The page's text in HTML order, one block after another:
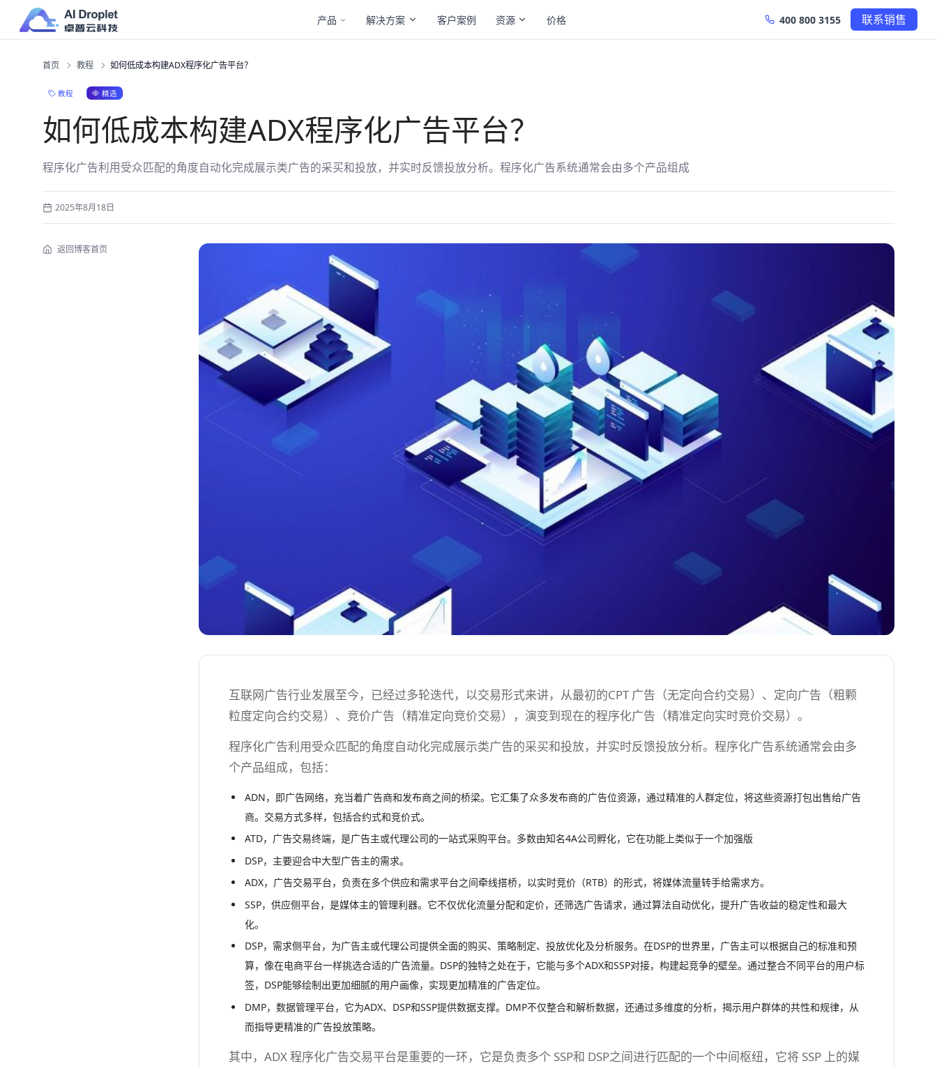
产品 解决方案 客户案例 资源 价格 400 800 3155 联系销售
首页 教程 如何低成本构建ADX程序化广告平台？
教程 精选
如何低成本构建ADX程序化广告平台？
程序化广告利用受众匹配的角度自动化完成展示类广告的采买和投放，并实时反馈投放分析。程序化广告系统通常会由多个产品组成
2025年8月18日
返回博客首页
互联网广告行业发展至今，已经过多轮迭代，以交易形式来讲，从最初的CPT 广告（无定向合约交易）、定向广告（粗颗
粒度定向合约交易）、竞价广告（精准定向竞价交易），演变到现在的程序化广告（精准定向实时竞价交易）。
程序化广告利用受众匹配的角度自动化完成展示类广告的采买和投放，并实时反馈投放分析。程序化广告系统通常会由多
个产品组成，包括：
ADN，即广告网络，充当着广告商和发布商之间的桥梁。它汇集了众多发布商的广告位资源，通过精准的人群定位，将这些资源打包出售给广告
商。交易方式多样，包括合约式和竞价式。
ATD，广告交易终端，是广告主或代理公司的一站式采购平台。多数由知名4A公司孵化，它在功能上类似于一个加强版
DSP，主要迎合中大型广告主的需求。
ADX，广告交易平台，负责在多个供应和需求平台之间牵线搭桥，以实时竞价（RTB）的形式，将媒体流量转手给需求方。
SSP，供应侧平台，是媒体主的管理利器。它不仅优化流量分配和定价，还筛选广告请求，通过算法自动优化，提升广告收益的稳定性和最大
化。
DSP，需求侧平台，为广告主或代理公司提供全面的购买、策略制定、投放优化及分析服务。在DSP的世界里，广告主可以根据自己的标准和预
算，像在电商平台一样挑选合适的广告流量。DSP的独特之处在于，它能与多个ADX和SSP对接，构建起竞争的壁垒。通过整合不同平台的用户标
签，DSP能够绘制出更加细腻的用户画像，实现更加精准的广告定位。
DMP，数据管理平台，它为ADX、DSP和SSP提供数据支撑。DMP不仅整合和解析数据，还通过多维度的分析，揭示用户群体的共性和规律，从
而指导更精准的广告投放策略。
其中，ADX 程序化广告交易平台是重要的一环，它是负责多个 SSP和 DSP之间进行匹配的一个中间枢纽，它将 SSP 上的媒